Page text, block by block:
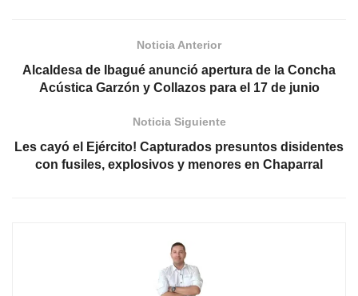
Noticia Anterior
Alcaldesa de Ibagué anunció apertura de la Concha
Acústica Garzón y Collazos para el 17 de junio
Noticia Siguiente
Les cayó el Ejército! Capturados presuntos disidentes
con fusiles, explosivos y menores en Chaparral